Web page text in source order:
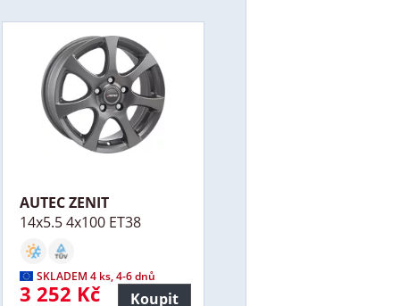
AUTEC ZENIT
14x5.5 4x100 ET38
SKLADEM 4 ks, 4-6 dnů
3 252 Kč Koupit